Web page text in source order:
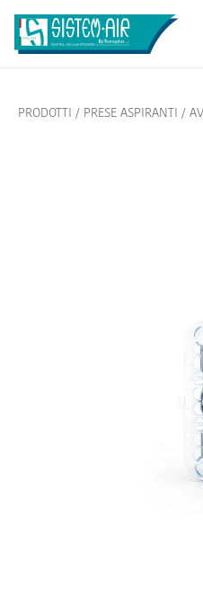
PRODOTTI / PRESE ASPIRANTI /